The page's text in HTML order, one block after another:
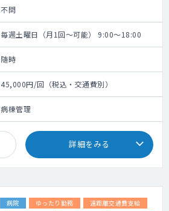
不問
毎週土曜日（月1回～可能） 9:00～18:00
随時
45,000円/回（税込・交通費別）
病棟管理
詳細をみる
病院 ゆったり勤務
遠距離交通費支給